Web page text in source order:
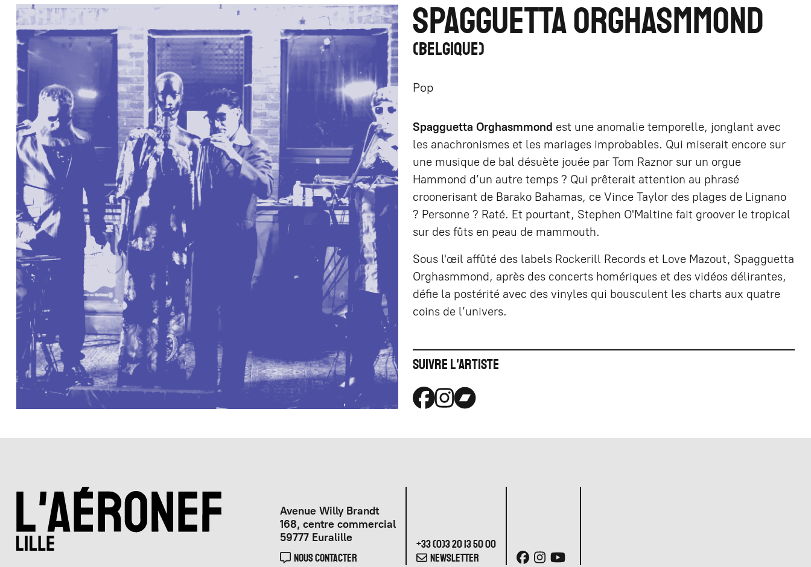
SPAGGUETTA ORGHASMMOND
BELGIQUE
Pop
Spagguetta Orghasmmond est une anomalie temporelle, jonglant avec
les anachronismes et les mariages improbables. Qui miserait encore sur
une musique de bal désuète jouée par Tom Raznor sur un orgue
Hammond d’un autre temps ? Qui prêterait attention au phrasé
croonerisant de Barako Bahamas, ce Vince Taylor des plages de Lignano
? Personne ? Raté. Et pourtant, Stephen O'Maltine fait groover le tropical
sur des fûts en peau de mammouth.
Sous l'œil affûté des labels Rockerill Records et Love Mazout, Spagguetta
Orghasmmond, après des concerts homériques et des vidéos délirantes,
défie la postérité avec des vinyles qui bousculent les charts aux quatre
coins de l’univers.
Suivre l'artiste
Avenue Willy Brandt
168, centre commercial
59777 Euralille
NOUS CONTACTER
+33 (0)3 20 13 50 00
NEWSLETTER